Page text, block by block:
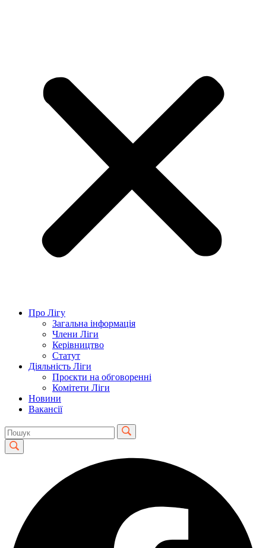
Про Лігу
Загальна інформація
Члени Ліги
Керівництво
Статут
Діяльність Ліги
Проєкти на обговоренні
Комітети Ліги
Новини
Вакансії